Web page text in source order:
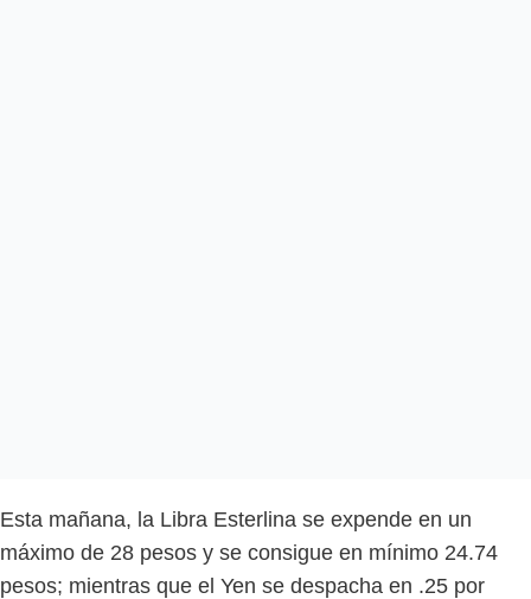
Esta mañana, la Libra Esterlina se expende en un
máximo de 28 pesos y se consigue en mínimo 24.74
pesos; mientras que el Yen se despacha en .25 por